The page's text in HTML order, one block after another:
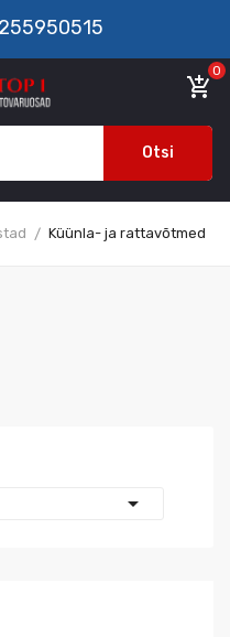
add_shopping_cart
0
Otsi
Küünla- ja rattavõtmed
